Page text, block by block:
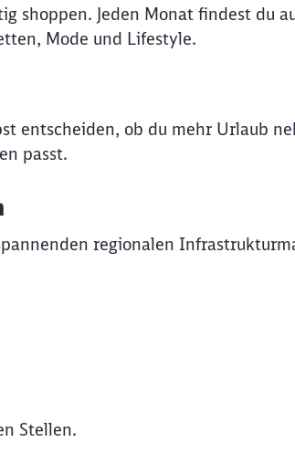
shoppen. Jeden Monat findest du
Mode und Lifestyle.
entscheiden, ob du mehr Urlaub
passt.
regionalen
Stellen.